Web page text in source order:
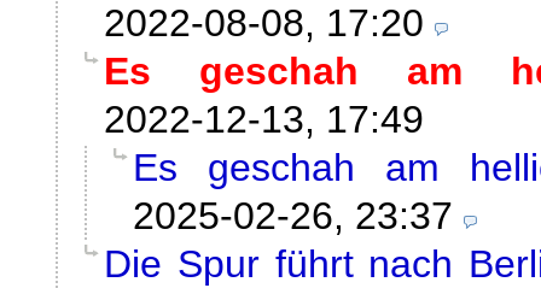
2022-08-08, 17:20
Es geschah am
2022-12-13, 17:49
Es geschah am
2025-02-26, 23:37
Die Spur führt nach